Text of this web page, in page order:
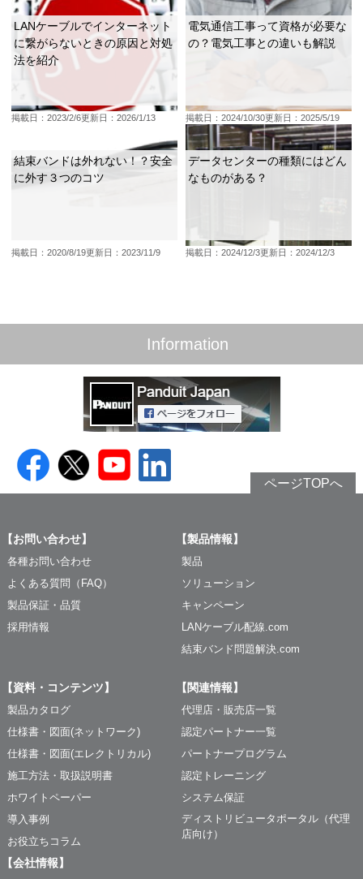
LANケーブルでインターネット
に繋がらないときの原因と対処
法を紹介
掲載日：2023/2/6更新日：2026/1/13
電気通信工事って資格が必要な
の？電気工事との違いも解説
掲載日：2024/10/30更新日：2025/5/19
結束バンドは外れない！？安全
に外す３つのコツ
掲載日：2020/8/19更新日：2023/11/9
データセンターの種類にはどん
なものがある？
掲載日：2024/12/3更新日：2024/12/3
Information
ページTOPへ
【お問い合わせ】
各種お問い合わせ
よくある質問（FAQ）
製品保証・品質
採用情報
【製品情報】
製品
ソリューション
キャンペーン
LANケーブル配線.com
結束バンド問題解決.com
【資料・コンテンツ】
製品カタログ
仕様書・図面(ネットワーク)
仕様書・図面(エレクトリカル)
施工方法・取扱説明書
ホワイトペーパー
導入事例
お役立ちコラム
【関連情報】
代理店・販売店一覧
認定パートナー一覧
パートナープログラム
認定トレーニング
システム保証
ディストリビュータポータル（代理
店向け）
【会社情報】